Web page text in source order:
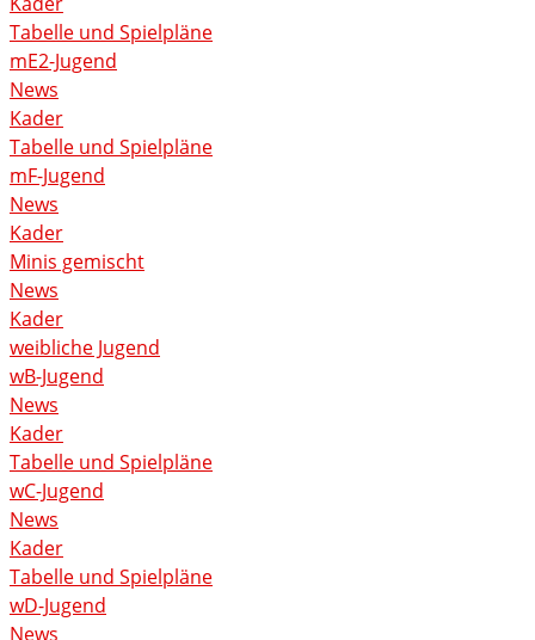
Tabelle und Spielpläne
mE2-Jugend
News
Kader
Tabelle und Spielpläne
mF-Jugend
News
Kader
Minis gemischt
News
Kader
weibliche Jugend
wB-Jugend
News
Kader
Tabelle und Spielpläne
wC-Jugend
News
Kader
Tabelle und Spielpläne
wD-Jugend
News